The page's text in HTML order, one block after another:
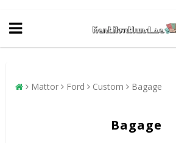
Mattor Ford Custom Bagage
Bagage